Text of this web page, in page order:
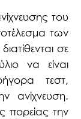
του
των
σε
να είναι
τεστ,
ανίχνευση.
πορείας την